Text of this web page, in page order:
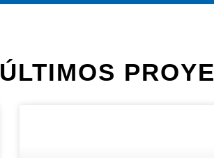
ÚLTIMOS